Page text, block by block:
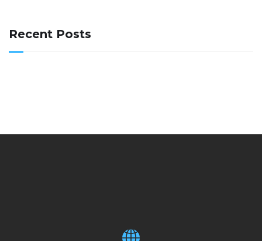
Recent Posts